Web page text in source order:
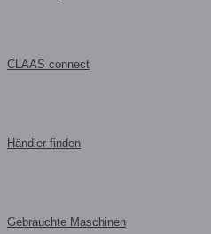
CLAAS connect
Händler finden
Gebrauchte Maschinen